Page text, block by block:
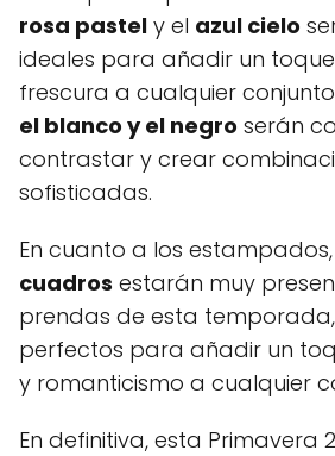
rosa pastel y el azul cielo
ideales para añadir un
frescura a cualquier
el blanco y el negro serán
contrastar y crear
sofisticadas.
En cuanto a los estampados,
cuadros estarán muy
prendas de esta
perfectos para añadir un
y romanticismo a cualquier
En definitiva, esta Primavera